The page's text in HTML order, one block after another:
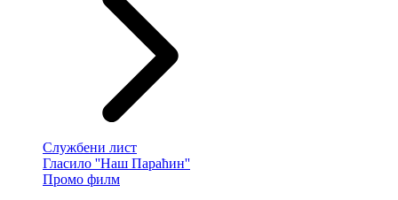
Службени лист
Гласило ''Наш Параћин''
Промо филм